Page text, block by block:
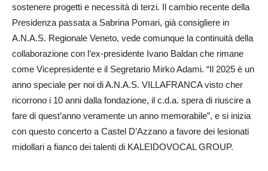
sostenere progetti e necessità di terzi. Il cambio recente della
Presidenza passata a Sabrina Pomari, già consigliere in
A.N.A.S. Regionale Veneto, vede comunque la continuità della
collaborazione con l’ex-presidente Ivano Baldan che rimane
come Vicepresidente e il Segretario Mirko Adami. “Il 2025 è un
anno speciale per noi di A.N.A.S. VILLAFRANCA visto cher
ricorrono i 10 anni dalla fondazione, il c.d.a. spera di riuscire a
fare di quest’anno veramente un anno memorabile”, e si inizia
con questo concerto a Castel D’Azzano a favore dei lesionati
midollari a fianco dei talenti di KALEIDOVOCAL GROUP.